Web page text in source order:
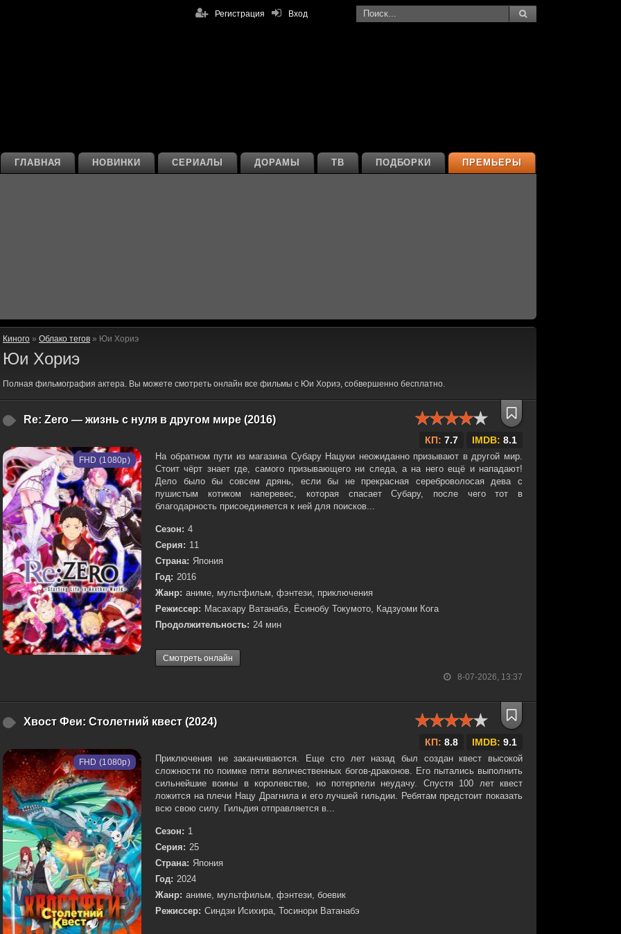
Вход
Регистрация
ПРЕМЬЕРЫ
ПОДБОРКИ
ТВ
ДОРАМЫ
СЕРИАЛЫ
НОВИНКИ
ГЛАВНАЯ
Киного » Облако тегов » Юи Хориэ
Юи Хориэ
Полная фильмография актера. Вы можете смотреть онлайн все фильмы с Юи Хориэ, собвершенно бесплатно.
Re: Zero — жизнь с нуля в другом мире (2016)
КП: 7.7 IMDB: 8.1
8-07-2026, 13:37
FHD (1080p)
На обратном пути из магазина Субару Нацуки неожиданно призывают в другой мир.
Стоит чёрт знает где, самого призывающего ни следа, а на него ещё и нападают!
Дело было бы совсем дрянь, если бы не прекрасная сереброволосая дева с
пушистым котиком наперевес, которая спасает Субару, после чего тот в
благодарность присоединяется к ней для поисков...
Сезон: 4
Серия: 11
Страна: Япония
Год: 2016
Жанр: аниме, мультфильм, фэнтези, приключения
Режиссер: Масахару Ватанабэ, Ёсинобу Токумото, Кадзуоми Кога
Продолжительность: 24 мин
Смотреть онлайн
Хвост Феи: Столетний квест (2024)
КП: 8.8 IMDB: 9.1
FHD (1080p)
Приключения не заканчиваются. Еще сто лет назад был создан квест высокой
сложности по поимке пяти величественных богов-драконов. Его пытались выполнить
сильнейшие воины в королевстве, но потерпели неудачу. Спустя 100 лет квест
ложится на плечи Нацу Драгнила и его лучшей гильдии. Ребятам предстоит показать
всю свою силу. Гильдия отправляется в...
Сезон: 1
Серия: 25
Страна: Япония
Год: 2024
Жанр: аниме, мультфильм, фэнтези, боевик
Режиссер: Синдзи Исихира, Тосинори Ватанабэ